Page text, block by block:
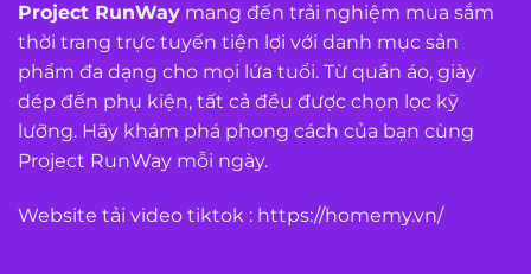
Project RunWay mang đến trải nghiệm mua sắm
thời trang trực tuyến tiện lợi với danh mục sản
phẩm đa dạng cho mọi lứa tuổi. Từ quần áo, giày
dép đến phụ kiện, tất cả đều được chọn lọc kỹ
lưỡng. Hãy khám phá phong cách của bạn cùng
Project RunWay mỗi ngày.
Website tải video tiktok : https://homemy.vn/